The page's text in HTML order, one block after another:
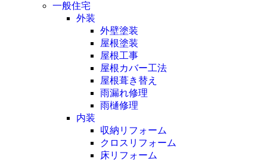
一般住宅
外装
外壁塗装
屋根塗装
屋根工事
屋根カバー工法
屋根葺き替え
雨漏れ修理
雨樋修理
内装
収納リフォーム
クロスリフォーム
床リフォーム